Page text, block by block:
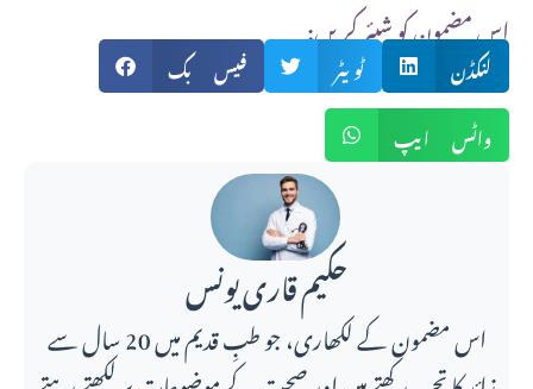
:اس مضمون کو شیئر کریں
فیس بک ٹویٹر
لنکڈن
واٹس ایپ
حکیم قاری یونس
اس مضمون کے لکھاری، جو طبِ قدیم میں 20 سال سے